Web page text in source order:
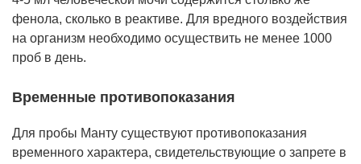
фенола, сколько в реактиве. Для вредного воздействия
на организм необходимо осуществить не менее 1000
проб в день.
Временные противопоказания
Для пробы Манту существуют противопоказания
временного характера, свидетельствующие о запрете в